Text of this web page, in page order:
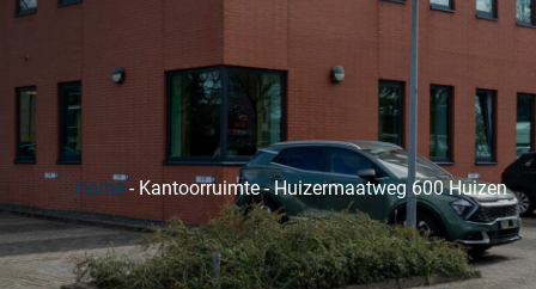
Home - Kantoorruimte-Huizermaatweg 600 Huizen